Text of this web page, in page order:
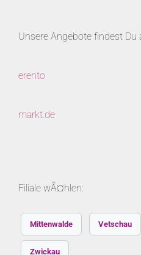
Unsere Angebote findest Du
erento
markt.de
Filiale wÃ¤hlen:
Mittenwalde Vetschau
Zwickau